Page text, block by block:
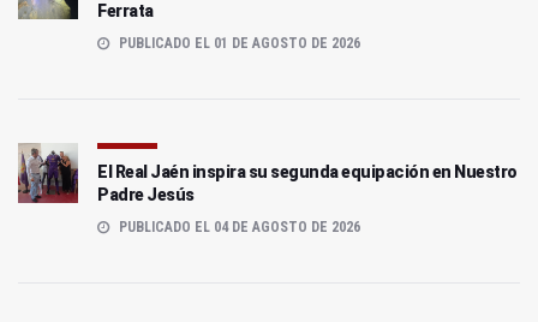
Ferrata
PUBLICADO EL 01 DE AGOSTO DE 2026
El Real Jaén inspira su segunda equipación en Nuestro
Padre Jesús
PUBLICADO EL 04 DE AGOSTO DE 2026